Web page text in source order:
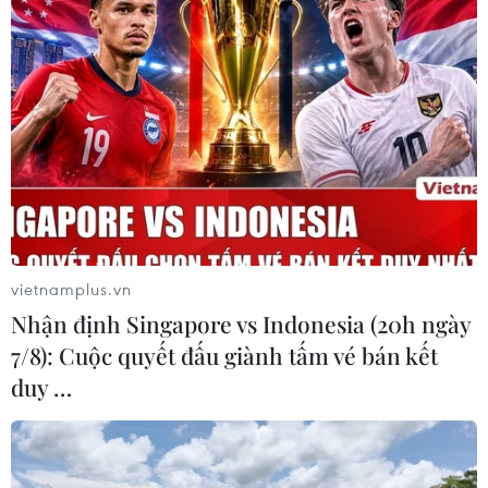
Nghệ nhân Đặng Văn Hậu
thổi sức sống mới cho nghệ thuật tò
he truyền thống
07/08/2026 03:19
Nghị quyết số 80-NQ/TW: Hải Phòng
- bản sắc cửa biển và chiều sâu văn
Việt Nam hướng tới trở
thành trung tâm văn hóa và sáng tạo
hàng đầu khu vực
06/08/2026 23:33
vietnamplus.vn
Nhận định Singapore vs Indonesia (20h ngày
7/8): Cuộc quyết đấu giành tấm vé bán kết
duy …